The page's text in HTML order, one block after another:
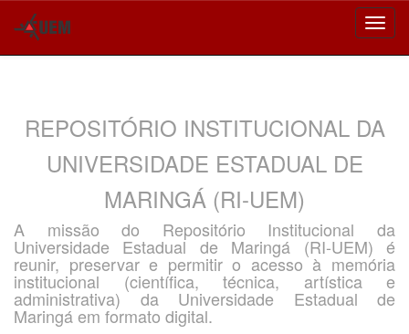
REPOSITÓRIO INSTITUCIONAL DA
UNIVERSIDADE ESTADUAL DE
MARINGÁ (RI-UEM)
A missão do Repositório Institucional da
Universidade Estadual de Maringá (RI-UEM) é
reunir, preservar e permitir o acesso à memória
institucional (científica, técnica, artística e
administrativa) da Universidade Estadual de
Maringá em formato digital.